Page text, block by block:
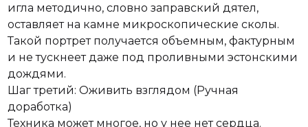
игла методично, словно заправский дятел,
оставляет на камне микроскопические сколы.
Такой портрет получается объемным, фактурным
и не тускнеет даже под проливными эстонскими
дождями.
Шаг третий: Оживить взглядом (Ручная
доработка)
Техника может многое, но у нее нет сердца.